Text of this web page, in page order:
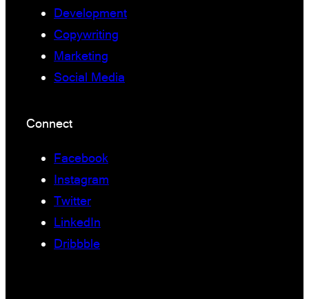
Development
Copywriting
Marketing
Social Media
Connect
Facebook
Instagram
Twitter
LinkedIn
Dribbble